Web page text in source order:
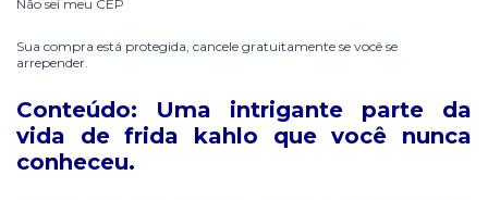
Não sei meu CEP
Sua compra está protegida, cancele gratuitamente se você se
arrepender.
Conteúdo: Uma intrigante parte da
vida de frida kahlo que você nunca
conheceu.